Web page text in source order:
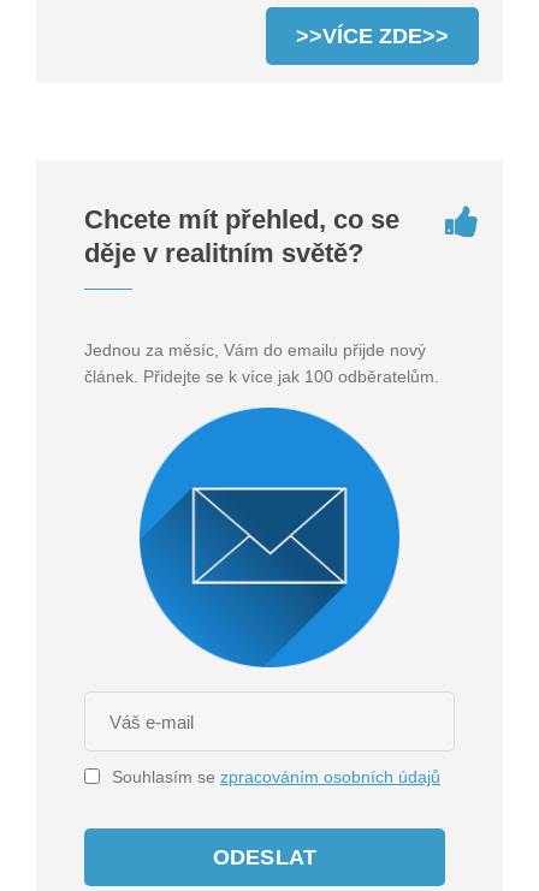
>>VÍCE ZDE>>
Chcete mít přehled, co se
děje v realitním světě?
Jednou za měsíc, Vám do emailu přijde nový
článek. Přidejte se k více jak 100 odběratelům.
Souhlasím se zpracováním osobních údajů
ODESLAT